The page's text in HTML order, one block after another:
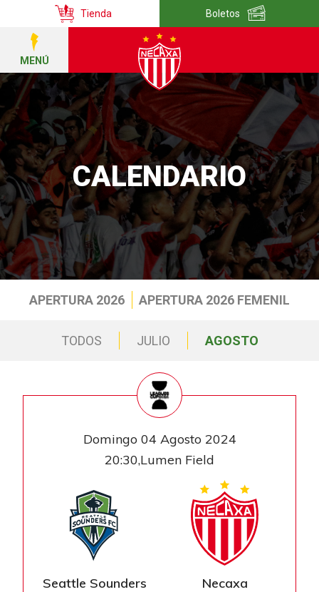
Tienda Boletos
MENÚ
CALENDARIO
APERTURA 2026 APERTURA 2026 FEMENIL
TODOS JULIO AGOSTO
Domingo 04 Agosto 2024
20:30,Lumen Field
Seattle Sounders Necaxa